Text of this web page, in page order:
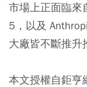
市場上正面臨來
5，以及
大廠皆不斷推升
本文授權自鉅亨